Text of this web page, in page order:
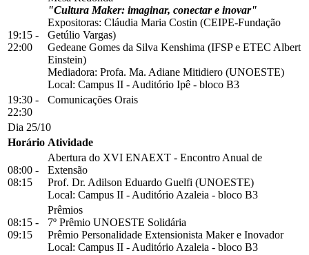
19:15 -
22:00
"Cultura Maker: imaginar, conectar e inovar"
Expositoras: Cláudia Maria Costin (CEIPE-Fundação
Getúlio Vargas)
Gedeane Gomes da Silva Kenshima (IFSP e ETEC Albert
Einstein)
Mediadora: Profa. Ma. Adiane Mitidiero (UNOESTE)
Local: Campus II - Auditório Ipê - bloco B3
19:30 -
22:30
Comunicações Orais
Dia 25/10
Horário Atividade
08:00 -
08:15
Abertura do XVI ENAEXT - Encontro Anual de
Extensão
Prof. Dr. Adilson Eduardo Guelfi (UNOESTE)
Local: Campus II - Auditório Azaleia - bloco B3
08:15 -
09:15
Prêmios
7º Prêmio UNOESTE Solidária
Prêmio Personalidade Extensionista Maker e Inovador
Local: Campus II - Auditório Azaleia - bloco B3